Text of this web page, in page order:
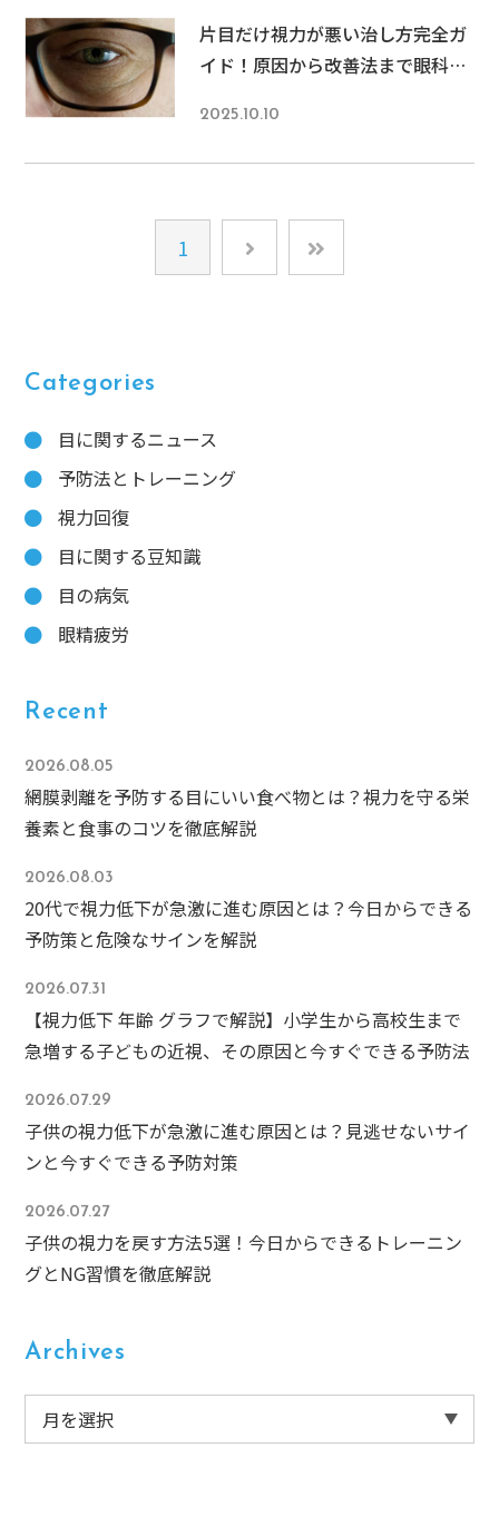
片目だけ視力が悪い治し方完全ガ
イド！原因から改善法まで眼科医
2025.10.10
1
Categories
目に関するニュース
予防法とトレーニング
視力回復
目に関する豆知識
目の病気
眼精疲労
Recent
2026.08.05
網膜剥離を予防する目にいい食べ物とは？視力を守る栄
養素と食事のコツを徹底解説
2026.08.03
20代で視力低下が急激に進む原因とは？今日からできる
予防策と危険なサインを解説
2026.07.31
【視力低下 年齢 グラフで解説】小学生から高校生まで
急増する子どもの近視、その原因と今すぐできる予防法
2026.07.29
子供の視力低下が急激に進む原因とは？見逃せないサイ
ンと今すぐできる予防対策
2026.07.27
子供の視力を戻す方法5選！今日からできるトレーニン
グとNG習慣を徹底解説
Archives